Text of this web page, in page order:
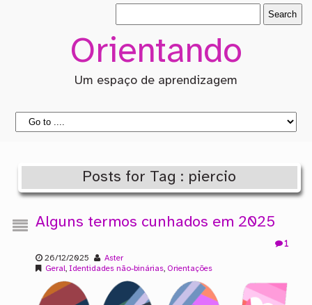
Orientando
Um espaço de aprendizagem
Posts for Tag : piercio
Alguns termos cunhados em 2025
1
26/12/2025
Aster
Geral, Identidades não-binárias, Orientações